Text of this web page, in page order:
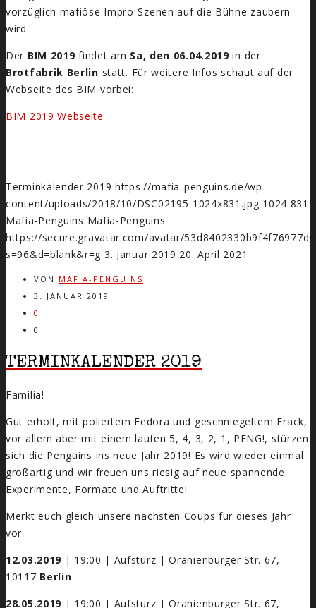
vorzüglich mafiöse Impro-Szenen auf die Bühne zaubern
wird.
Der BIM 2019 findet am Sa, den 06.04.2019 in der
Brotfabrik Berlin statt. Für weitere Infos schaut auf der
Webseite des BIM vorbei:
BIM 2019 Webseite
Terminkalender 2019 https://mafia-penguins.de/wp-
content/uploads/2018/10/DSC02195-1024x831.jpg 1024 831
Mafia-Penguins Mafia-Penguins
https://secure.gravatar.com/avatar/
s=96&d=blank&r=g 3. Januar 2019 20. April 2021
VON: MAFIA-PENGUINS
3. JANUAR 2019
0
0
TERMINKALENDER 2019
Familia!
Gut erholt, mit poliertem Fedora und geschniegeltem Frack,
vor allem aber mit einem lauten 5, 4, 3, 2, 1, PENG!, stürzen
sich die Penguins ins neue Jahr 2019! Es wird wieder einmal
großartig und wir freuen uns riesig auf neue spannende
Experimente, Formate und Auftritte!
Merkt euch gleich unsere nächsten Coups für dieses Jahr
vor:
12.03.2019 | 19:00 | Aufsturz | Oranienburger Str. 67,
10117 Berlin
28.05.2019 | 19:00 | Aufsturz | Oranienburger Str. 67,